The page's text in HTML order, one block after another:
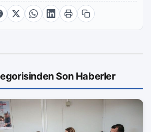
Son Haberler